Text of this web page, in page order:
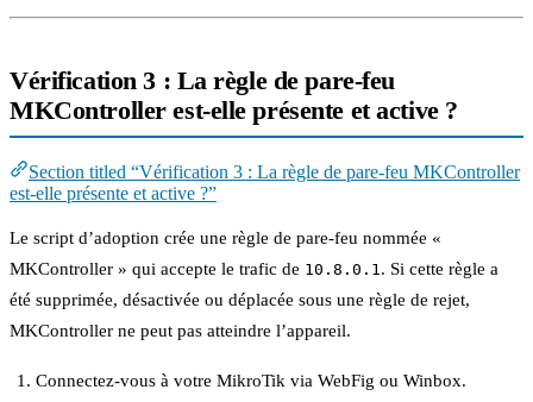
Vérification 3 : La règle de pare-feu
MKController est-elle présente et active ?
Section titled “Vérification 3 : La règle de pare-feu MKController
est-elle présente et active ?”
Le script d’adoption crée une règle de pare-feu nommée «
MKController » qui accepte le trafic de 10.8.0.1. Si cette règle a
été supprimée, désactivée ou déplacée sous une règle de rejet,
MKController ne peut pas atteindre l’appareil.
Connectez-vous à votre MikroTik via WebFig ou Winbox.